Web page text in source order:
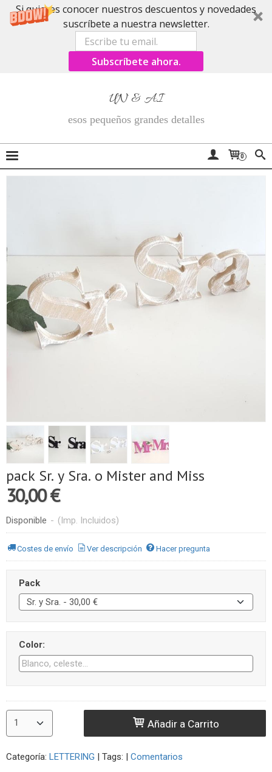
Si quieres conocer nuestros descuentos y novedades
suscríbete a nuestra newsletter.
Subscríbete ahora.
UN & AI
esos pequeños grandes detalles
0
pack Sr. y Sra. o Mister and Miss
30,00 €
Disponible - (Imp. Incluidos)
Costes de envío Ver descripción Hacer pregunta
Pack
Color:
Añadir a Carrito
Categoría: LETTERING | Tags: | Comentarios